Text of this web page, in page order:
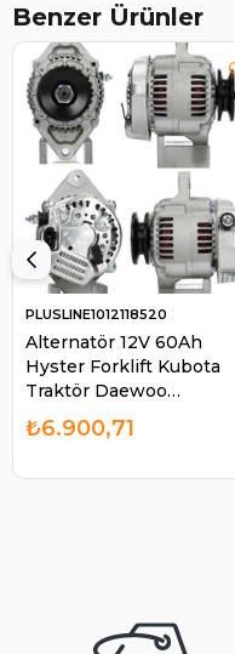
Benzer Ürünler
Alternatör 12V 60Ah
Hyster Forklift Kubota
Traktör Daewoo
Johndeere 1565 Massey
Ferguson Agco | Pluslıne
PLUSLINE1012118520
₺6.900,71